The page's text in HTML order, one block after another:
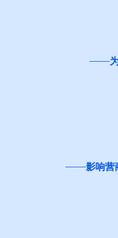
影响营